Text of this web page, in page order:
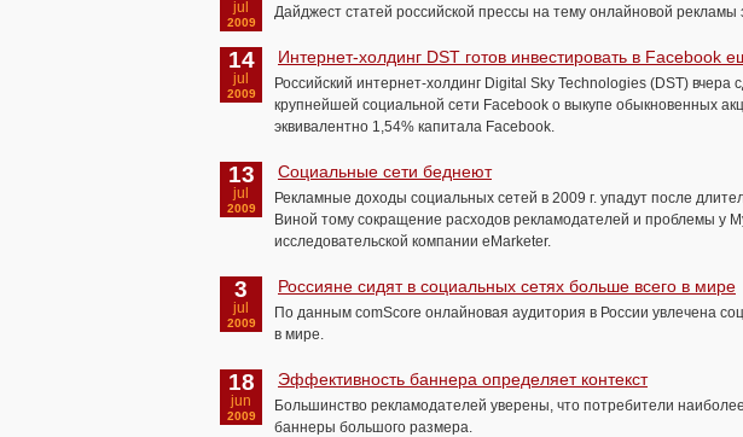
jul
2009
Дайджест статей российской прессы на тему онлайновой
14
jul
2009
Интернет-холдинг DST готов инвестировать в Facebook
Российский интернет-холдинг Digital Sky Technologies (DST)
крупнейшей социальной сети Facebook о выкупе обыкновенных
эквивалентно 1,54% капитала Facebook.
13
jul
2009
Социальные сети беднеют
Рекламные доходы социальных сетей в 2009 г. упадут после
Виной тому сокращение расходов рекламодателей и проблемы у
исследовательской компании eMarketer.
3
jul
2009
Россияне сидят в социальных сетях больше всего в мире
По данным comScore онлайновая аудитория в России увлечена
в мире.
18
jun
2009
Эффективность баннера определяет контекст
Большинство рекламодателей уверены, что потребители
баннеры большого размера.